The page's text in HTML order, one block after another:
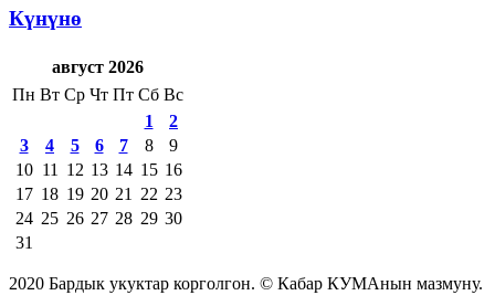
Күнүнө
август 2026
Пн Вт Ср Чт Пт Сб Вс
1
2
3
4 5 6 7 8
9
10 11 12 13 14 15 16
17 18 19 20 21 22 23
24 25 26 27 28 29 30
31
2020 Бардык укуктар корголгон. © Кабар КУМАнын мазмуну.